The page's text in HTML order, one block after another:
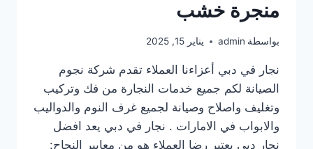
منجرة خشب
بواسطة admin يناير 15, 2025
نجار في دبي أعزاءنا العملاء تقدم شركة نجوم
الصيانة لكم جميع خدمات النجارة من فك وتركيب
وتغليف واصلاح وصيانة لجميع غرف النوم والدواليب
والابواب في الامارات . نجار في دبي يعد افضل
نجار دبي يعتبر رضا العملاء هو من معايير النجاح: